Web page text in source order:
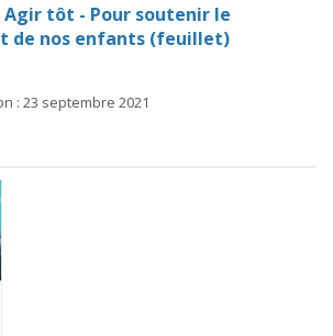
tôt - Pour soutenir le
de nos enfants (feuillet)
: 23 septembre 2021